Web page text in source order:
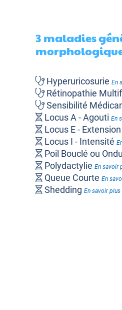
3 maladies
Hyperuricosurie En
Rétinopathie
Sensibilité
Locus A - Agouti En
Locus E - Extension
Locus I - Intensité
Poil Bouclé ou
Polydactylie En savoir
Queue Courte En
Shedding En savoir plus